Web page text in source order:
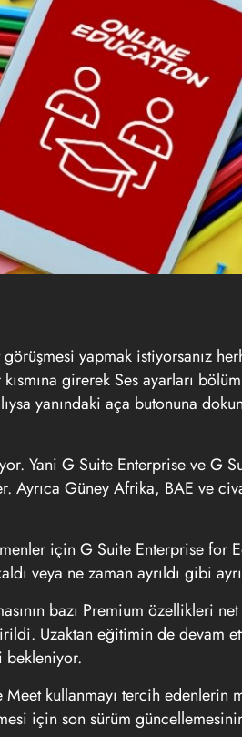
yapmak istiyorsanız
girerek Ses ayarları
yanındaki aça butonuna
Yani G Suite Enterprise ve G
Ayrıca Güney Afrika, BAE ve
için G Suite Enterprise for
veya ne zaman ayrıldı gibi
bazı Premium özellikleri
Uzaktan eğitimin de devam
kullanmayı tercih edenlerin
için son sürüm